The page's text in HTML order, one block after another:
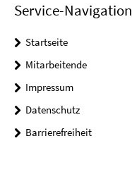
Service-Navigation
Startseite
Mitarbeitende
Impressum
Datenschutz
Barrierefreiheit